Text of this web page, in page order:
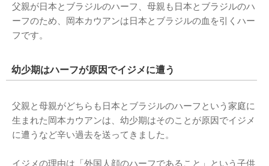
父親が日本とブラジルのハーフ、母親も日本とブラジルのハ
ーフのため、岡本カウアンは日本とブラジルの血を引くハー
フです。
幼少期はハーフが原因でイジメに遭う
父親と母親がどちらも日本とブラジルのハーフという家庭に
生まれた岡本カウアンは、幼少期はそのことが原因でイジメ
に遭うなど辛い過去を送ってきました。
イジメの理由は「外国人顔のハーフであること」という子供